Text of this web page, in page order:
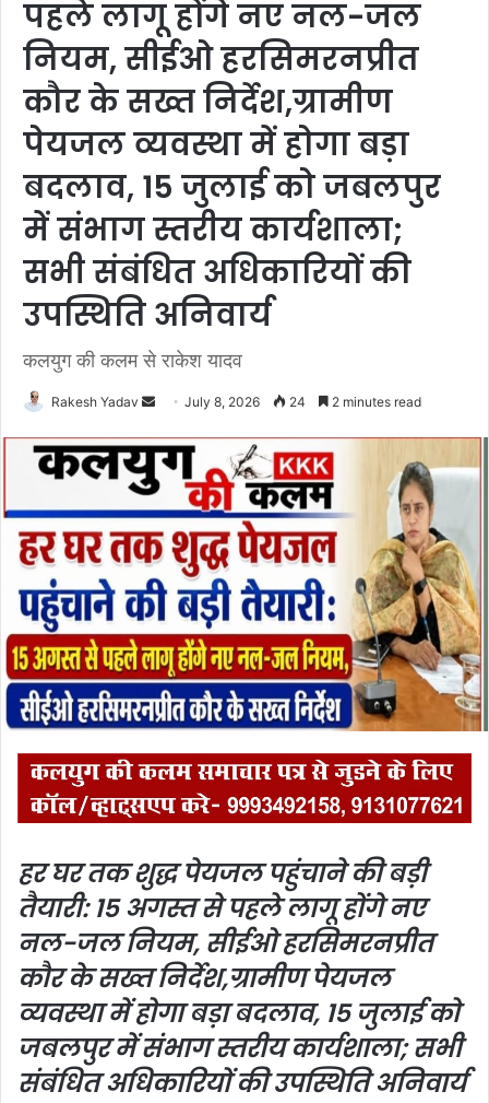
पहले लागू होंगे नए नल-जल
नियम, सीईओ हरसिमरनप्रीत
कौर के सख्त निर्देश,ग्रामीण
पेयजल व्यवस्था में होगा बड़ा
बदलाव, 15 जुलाई को जबलपुर
में संभाग स्तरीय कार्यशाला;
सभी संबंधित अधिकारियों की
उपस्थिति अनिवार्य
कलयुग की कलम से राकेश यादव
Rakesh Yadav
n
d
a
n
e
m
i
l
July 8, 2026 24 2 minutes read
हर घर तक शुद्ध पेयजल पहुंचाने की बड़ी
तैयारी: 15 अगस्त से पहले लागू होंगे नए
नल-जल नियम, सीईओ हरसिमरनप्रीत
कौर के सख्त निर्देश,ग्रामीण पेयजल
व्यवस्था में होगा बड़ा बदलाव, 15 जुलाई को
जबलपुर में संभाग स्तरीय कार्यशाला; सभी
संबंधित अधिकारियों की उपस्थिति अनिवार्य